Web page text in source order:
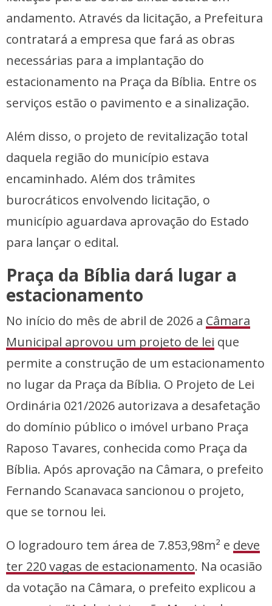
andamento. Através da licitação, a Prefeitura
contratará a empresa que fará as obras
necessárias para a implantação do
estacionamento na Praça da Bíblia. Entre os
serviços estão o pavimento e a sinalização.
Além disso, o projeto de revitalização total
daquela região do município estava
encaminhado. Além dos trâmites
burocráticos envolvendo licitação, o
município aguardava aprovação do Estado
para lançar o edital.
Praça da Bíblia dará lugar a
estacionamento
No início do mês de abril de 2026 a Câmara
Municipal aprovou um projeto de lei que
permite a construção de um estacionamento
no lugar da Praça da Bíblia. O Projeto de Lei
Ordinária 021/2026 autorizava a desafetação
do domínio público o imóvel urbano Praça
Raposo Tavares, conhecida como Praça da
Bíblia. Após aprovação na Câmara, o prefeito
Fernando Scanavaca sancionou o projeto,
que se tornou lei.
O logradouro tem área de 7.853,98m² e deve
ter 220 vagas de estacionamento. Na ocasião
da votação na Câmara, o prefeito explicou a